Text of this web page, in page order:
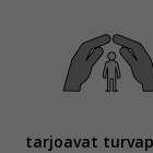
tarjoavat